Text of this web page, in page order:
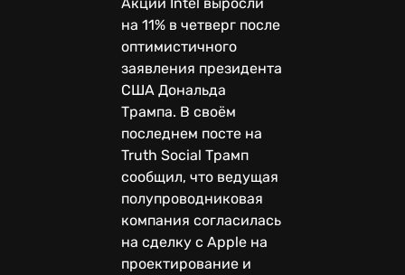
на 11% в четверг после
оптимистичного
заявления президента
США Дональда
Трампа. В своём
последнем посте на
Truth Social Трамп
сообщил, что ведущая
полупроводниковая
компания согласилась
на сделку с Apple на
проектирование и